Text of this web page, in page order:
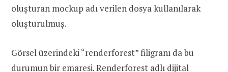
oluşturan mockup adı verilen dosya kullanılarak
oluşturulmuş.
Görsel üzerindeki “renderforest” filigranı da bu
durumun bir emaresi. Renderforest adlı dijital